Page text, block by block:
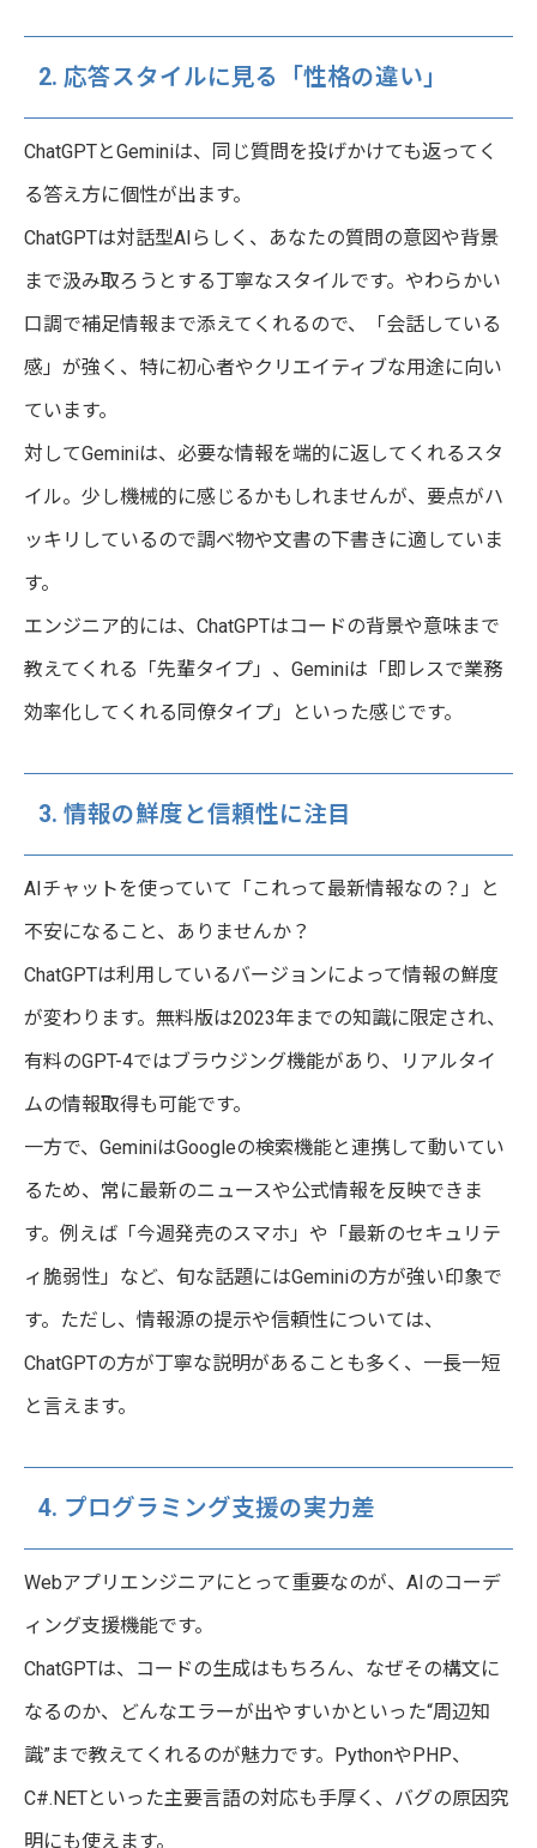
2. 応答スタイルに見る「性格の違い」
ChatGPTとGeminiは、同じ質問を投げかけても返ってく
る答え方に個性が出ます。
ChatGPTは対話型AIらしく、あなたの質問の意図や背景
まで汲み取ろうとする丁寧なスタイルです。やわらかい
口調で補足情報まで添えてくれるので、「会話している
感」が強く、特に初心者やクリエイティブな用途に向い
ています。
対してGeminiは、必要な情報を端的に返してくれるスタ
イル。少し機械的に感じるかもしれませんが、要点がハ
ッキリしているので調べ物や文書の下書きに適していま
す。
エンジニア的には、ChatGPTはコードの背景や意味まで
教えてくれる「先輩タイプ」、Geminiは「即レスで業務
効率化してくれる同僚タイプ」といった感じです。
3. 情報の鮮度と信頼性に注目
AIチャットを使っていて「これって最新情報なの？」と
不安になること、ありませんか？
ChatGPTは利用しているバージョンによって情報の鮮度
が変わります。無料版は2023年までの知識に限定され、
有料のGPT-4ではブラウジング機能があり、リアルタイ
ムの情報取得も可能です。
一方で、GeminiはGoogleの検索機能と連携して動いてい
るため、常に最新のニュースや公式情報を反映できま
す。例えば「今週発売のスマホ」や「最新のセキュリテ
ィ脆弱性」など、旬な話題にはGeminiの方が強い印象で
す。ただし、情報源の提示や信頼性については、
ChatGPTの方が丁寧な説明があることも多く、一長一短
と言えます。
4. プログラミング支援の実力差
Webアプリエンジニアにとって重要なのが、AIのコーデ
ィング支援機能です。
ChatGPTは、コードの生成はもちろん、なぜその構文に
なるのか、どんなエラーが出やすいかといった“周辺知
識”まで教えてくれるのが魅力です。PythonやPHP、
C#.NETといった主要言語の対応も手厚く、バグの原因究
明にも使えます。